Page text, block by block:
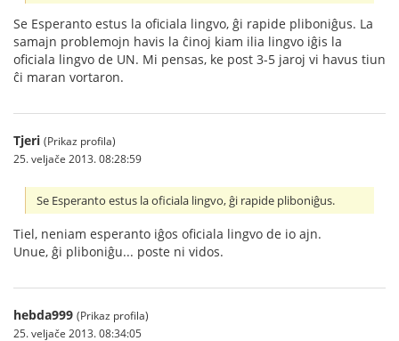
Se Esperanto estus la oficiala lingvo, ĝi rapide pliboniĝus. La
samajn problemojn havis la ĉinoj kiam ilia lingvo iĝis la
oficiala lingvo de UN. Mi pensas, ke post 3-5 jaroj vi havus tiun
ĉi maran vortaron.
Tjeri (Prikaz profila)
25. veljače 2013. 08:28:59
Se Esperanto estus la oficiala lingvo, ĝi rapide pliboniĝus.
Tiel, neniam esperanto iĝos oficiala lingvo de io ajn.
Unue, ĝi pliboniĝu... poste ni vidos.
hebda999 (Prikaz profila)
25. veljače 2013. 08:34:05